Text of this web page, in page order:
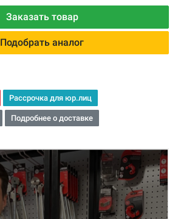
Заказать товар
Подобрать аналог
Рассрочка для юр.лиц
Подробнее о доставке